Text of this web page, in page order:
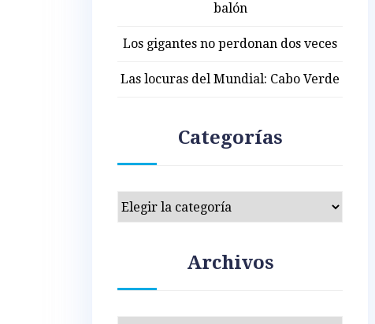
balón
Los gigantes no perdonan dos veces
Las locuras del Mundial: Cabo Verde
Categorías
Categorías
Archivos